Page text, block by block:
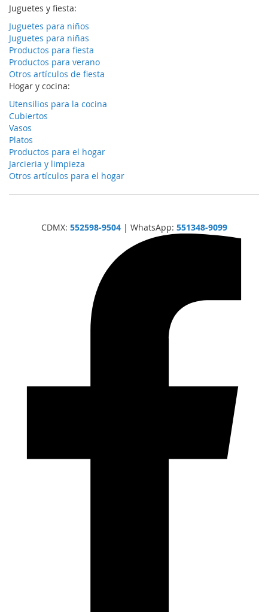
Juguetes y fiesta:
Juguetes para niños
Juguetes para niñas
Productos para fiesta
Productos para verano
Otros artículos de fiesta
Hogar y cocina:
Utensilios para la cocina
Cubiertos
Vasos
Platos
Productos para el hogar
Jarcieria y limpieza
Otros artículos para el hogar
CDMX: 552598-9504| WhatsApp: 551348-9099